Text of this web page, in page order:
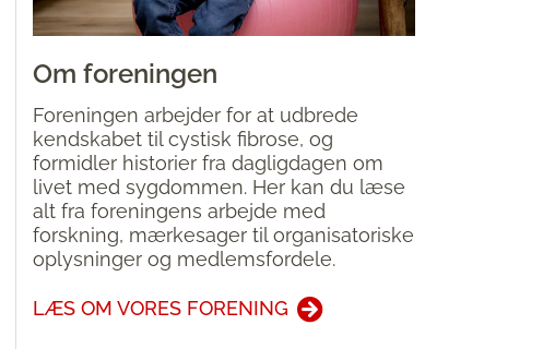
Om foreningen
Foreningen arbejder for at udbrede
kendskabet til cystisk fibrose, og
formidler historier fra dagligdagen om
livet med sygdommen. Her kan du læse
alt fra foreningens arbejde med
forskning, mærkesager til organisatoriske
oplysninger og medlemsfordele.
LÆS OM VORES FORENING